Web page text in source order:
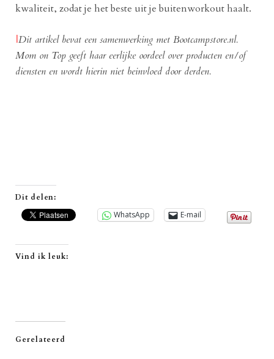
kwaliteit, zodat je het beste uit je buitenworkout haalt.
|Dit artikel bevat een samenwerking met Bootcampstore.nl.
Mom on Top geeft haar eerlijke oordeel over producten en/of
diensten en wordt hierin niet beinvloed door derden.
Dit delen:
WhatsApp E-mail
Vind ik leuk:
Gerelateerd